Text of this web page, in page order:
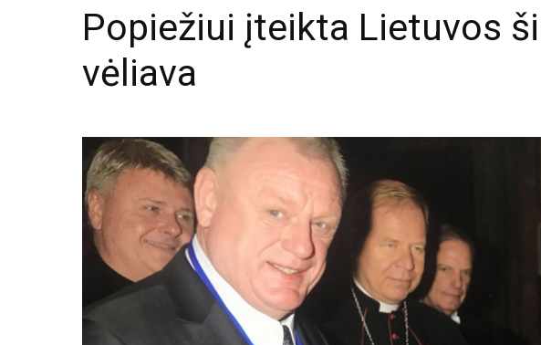
Popiežiui įteikta Lietuvos
vėliava